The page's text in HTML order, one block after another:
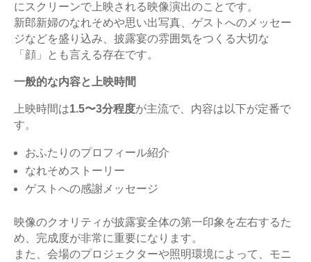
にスクリーンで上映される映像演出のことです。
新郎新婦のなれそめや思い出写真、ゲストへのメッセー
ジなどを盛り込み、披露宴の雰囲気をつくる大切な
「顔」とも言える存在です。
一般的な内容と上映時間
上映時間は1.5〜3分程度が主流で、内容は以下が定番で
す。
おふたりのプロフィール紹介
なれそめストーリー
ゲストへの感謝メッセージ
映像のクオリティが披露宴全体の第一印象を左右するた
め、完成度が非常に重要になります。
また、会場のプロジェクターや照明環境によって、モニ